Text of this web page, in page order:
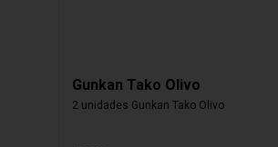
Gunkan Tako Olivo
2 unidades Gunkan Tako Olivo